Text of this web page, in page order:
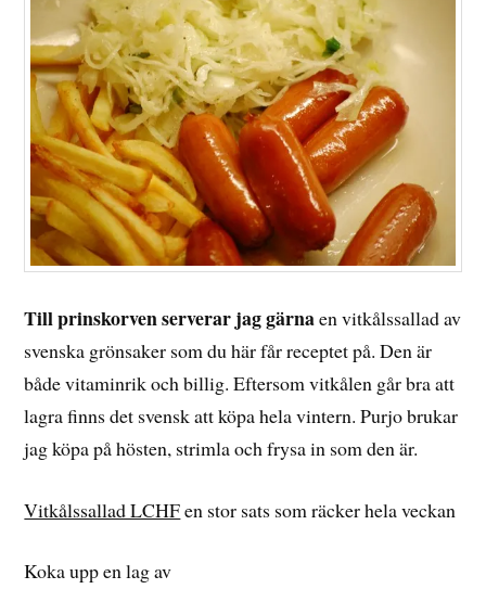
Till prinskorven serverar jag gärnaen vitkålssallad av
svenska grönsaker som du här får receptet på. Den är
både vitaminrik och billig. Eftersom vitkålen går bra att
lagra finns det svensk att köpa hela vintern. Purjo brukar
jag köpa på hösten, strimla och frysa in som den är.
Vitkålssallad LCHFen stor sats som räcker hela veckan
Koka upp en lag av